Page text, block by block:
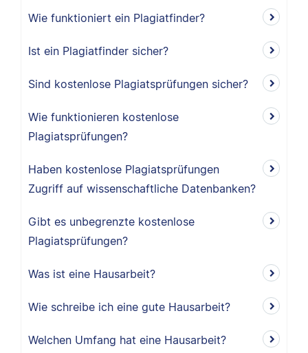
Wie funktioniert ein Plagiatfinder?
Ist ein Plagiatfinder sicher?
Sind kostenlose Plagiatsprüfungen sicher?
Wie funktionieren kostenlose
Plagiatsprüfungen?
Haben kostenlose Plagiatsprüfungen
Zugriff auf wissenschaftliche Datenbanken?
Gibt es unbegrenzte kostenlose
Plagiatsprüfungen?
Was ist eine Hausarbeit?
Wie schreibe ich eine gute Hausarbeit?
Welchen Umfang hat eine Hausarbeit?